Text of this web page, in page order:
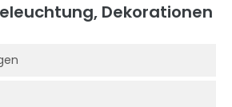
Dekorationen